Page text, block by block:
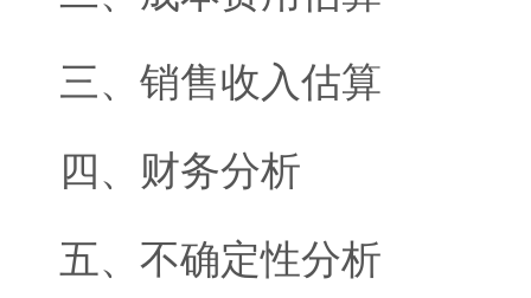
三、销售收入估算
四、财务分析
五、不确定性分析